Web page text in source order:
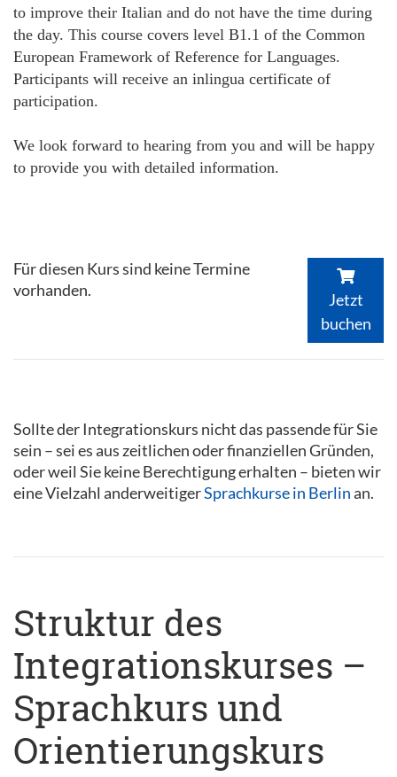
to improve their Italian and do not have the time during
the day. This course covers level B1.1 of the Common
European Framework of Reference for Languages.
Participants will receive an inlingua certificate of
participation.
We look forward to hearing from you and will be happy
to provide you with detailed information.
Für diesen Kurs sind keine Termine
vorhanden.
Jetzt
buchen
Sollte der Integrationskurs nicht das passende für Sie
sein – sei es aus zeitlichen oder finanziellen Gründen,
oder weil Sie keine Berechtigung erhalten – bieten wir
eine Vielzahl anderweitigerSprachkurse in Berlinan.
Struktur des
Integrationskurses –
Sprachkurs und
Orientierungskurs